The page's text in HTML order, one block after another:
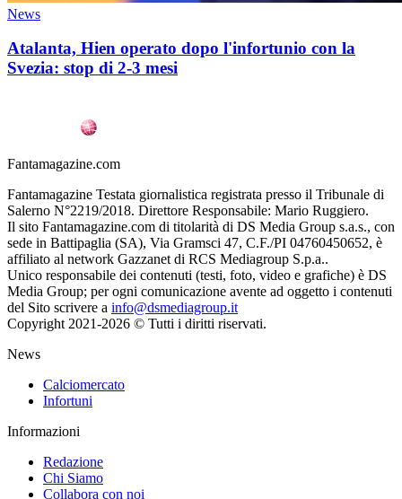
News
Atalanta, Hien operato dopo l'infortunio con la
Svezia: stop di 2-3 mesi
Fantamagazine.com
Fantamagazine Testata giornalistica registrata presso il Tribunale di
Salerno N°2219/2018. Direttore Responsabile: Mario Ruggiero.
Il sito Fantamagazine.com di titolarità di DS Media Group s.a.s., con
sede in Battipaglia (SA), Via Gramsci 47, C.F./PI 04760450652, è
affiliato al network Gazzanet di RCS Mediagroup S.p.a..
Unico responsabile dei contenuti (testi, foto, video e grafiche) è DS
Media Group; per ogni comunicazione avente ad oggetto i contenuti
del Sito scrivere a info@dsmediagroup.it
Copyright 2021-2026 © Tutti i diritti riservati.
News
Calciomercato
Infortuni
Informazioni
Redazione
Chi Siamo
Collabora con noi